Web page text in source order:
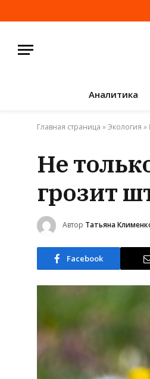
Аналитика
Главная страница »Экология »
Не
грозит
Автор Татьяна
Facebook